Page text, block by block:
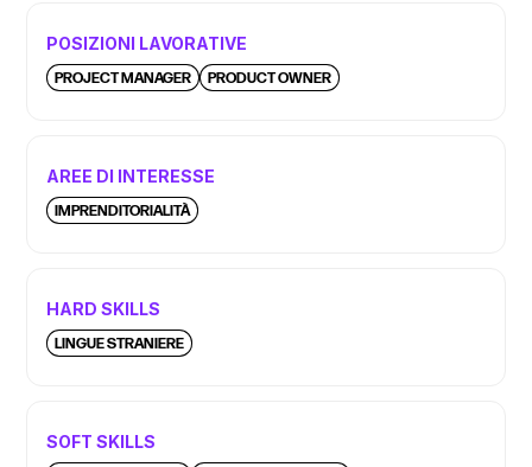
POSIZIONI LAVORATIVE
PROJECT MANAGER PRODUCT OWNER
AREE DI INTERESSE
IMPRENDITORIALITÀ
HARD SKILLS
LINGUE STRANIERE
SOFT SKILLS